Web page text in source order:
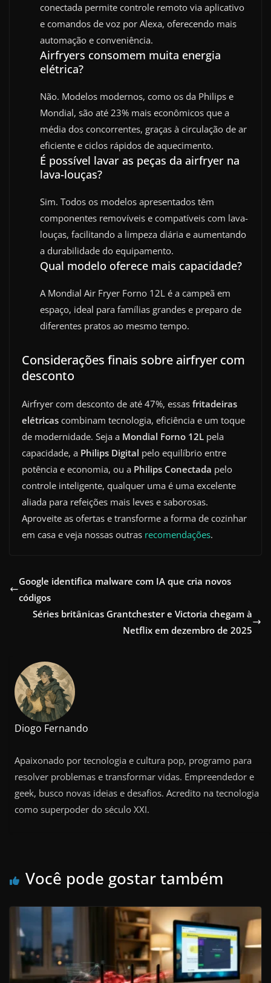
conectada permite controle remoto via aplicativo
e comandos de voz por Alexa, oferecendo mais
automação e conveniência.
Airfryers consomem muita energia
elétrica?
Não. Modelos modernos, como os da Philips e
Mondial, são até 23% mais econômicos que a
média dos concorrentes, graças à circulação de ar
eficiente e ciclos rápidos de aquecimento.
É possível lavar as peças da airfryer na
lava-louças?
Sim. Todos os modelos apresentados têm
componentes removíveis e compatíveis com lava-
louças, facilitando a limpeza diária e aumentando
a durabilidade do equipamento.
Qual modelo oferece mais capacidade?
A Mondial Air Fryer Forno 12L é a campeã em
espaço, ideal para famílias grandes e preparo de
diferentes pratos ao mesmo tempo.
Considerações finais sobre airfryer com
desconto
Airfryer com desconto de até 47%, essas fritadeiras
elétricas combinam tecnologia, eficiência e um toque
de modernidade. Seja a Mondial Forno 12L pela
capacidade, a Philips Digital pelo equilíbrio entre
potência e economia, ou a Philips Conectada pelo
controle inteligente, qualquer uma é uma excelente
aliada para refeições mais leves e saborosas.
Aproveite as ofertas e transforme a forma de cozinhar
em casa e veja nossas outras recomendações.
Google identifica malware com IA que cria novos
códigos
Séries britânicas Grantchester e Victoria chegam à
Netflix em dezembro de 2025
Diogo Fernando
Apaixonado por tecnologia e cultura pop, programo para
resolver problemas e transformar vidas. Empreendedor e
geek, busco novas ideias e desafios. Acredito na tecnologia
como superpoder do século XXI.
Você pode gostar também